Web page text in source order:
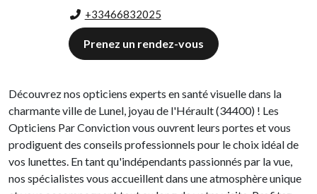
+33466832025
Prenez un rendez-vous
Découvrez nos opticiens experts en santé visuelle dans la
charmante ville de Lunel, joyau de l'Hérault (34400) ! Les
Opticiens Par Conviction vous ouvrent leurs portes et vous
prodiguent des conseils professionnels pour le choix idéal de
vos lunettes. En tant qu'indépendants passionnés par la vue,
nos spécialistes vous accueillent dans une atmosphère unique